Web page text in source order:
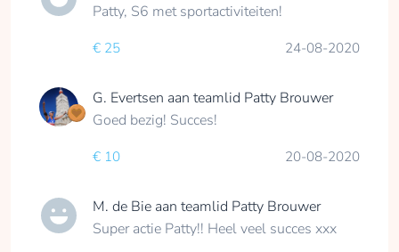
Patty, S6 met sportactiviteiten!
€ 25 24-08-2020
G. Evertsen aan teamlid Patty Brouwer
Goed bezig! Succes!
€ 10 20-08-2020
M. de Bie aan teamlid Patty Brouwer
Super actie Patty!! Heel veel succes xxx